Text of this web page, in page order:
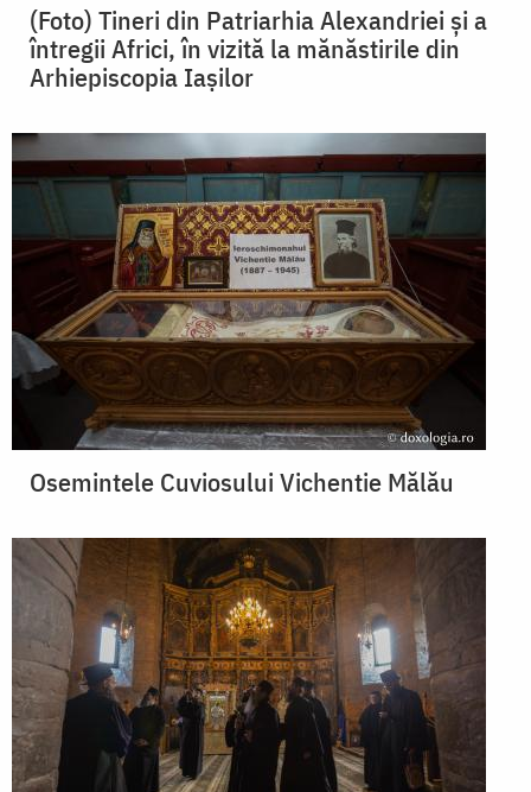
(Foto) Tineri din Patriarhia Alexandriei și a
întregii Africi, în vizită la mănăstirile din
Arhiepiscopia Iaşilor
Osemintele Cuviosului Vichentie Mălău